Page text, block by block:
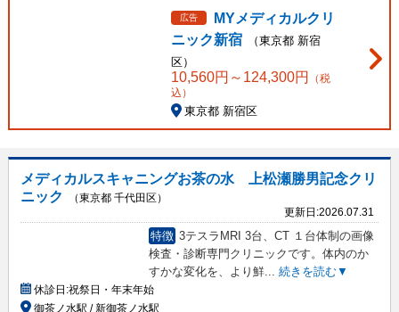
広告
MYメディカルクリ
ニック新宿
（東京都 新宿
区）
10,560円～ 124,300円
（税
込）
東京都 新宿区
メディカルスキャニングお茶の水 上松瀬勝男記念クリ
ニック
（東京都 千代田区）
更新日:2026.07.31
特徴 3テスラMRI 3台、CT １台体制の画像
検査・診断専門クリニックです。体内のか
すかな変化を、より鮮... 続きを読む▼
休診日:祝祭日・年末年始
御茶ノ水駅 / 新御茶ノ水駅